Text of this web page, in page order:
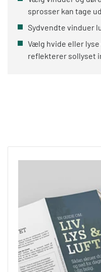
sprosser kan tage
Sydvendte vinduer
Vælg hvide eller
reflekterer sollyset